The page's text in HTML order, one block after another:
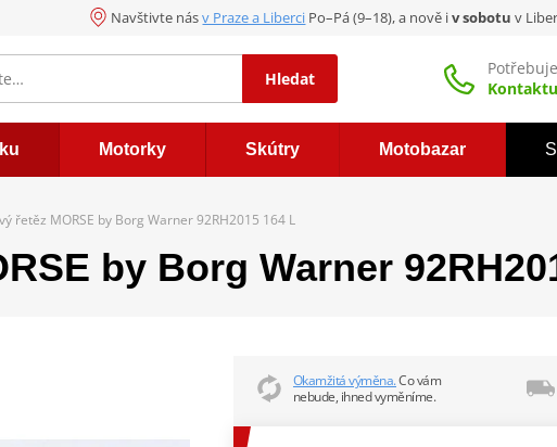
Navštivte násv Praze a Liberci Po–Pá (9–18), a nově iv sobotu v
Hledat
Motorky Skútry Motobazar
řetěz MORSE by Borg Warner 92RH2015 164 L
by Borg Warner
Okamžitá výměna.Co vám
nebude, ihned vyměníme.